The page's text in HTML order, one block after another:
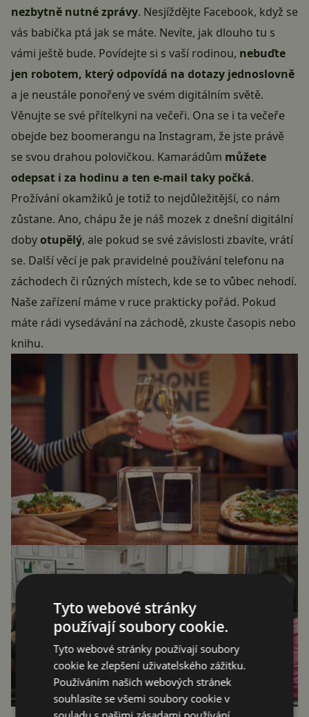
nezbytně nutné zprávy. Nesjíždějte Facebook, když se
vás babička ptá jak se máte. Nevíte, jak dlouho tu s
vámi ještě bude. Povídejte si s vaší rodinou, nebuďte
jen robotem, který odpovídá na dotazy jednoslovně
a je neustále ponořený ve svém digitálním světě.
Věnujte se své přítelkyni na večeři. Ona se i ta večeře
obejde bez boomerangu na Instagram, že jste právě
se svou drahou polovičkou. Kamarádům můžete
odepsat i za hodinu a ten e-mail taky počká.
Prožívání okamžiků je totiž to nejdůležitější, co nám
zůstane. Ano, chápu že je náš mozek z dnešní digitální
dobyotupělý, ale pokud se své závislosti zbavíte, vrátí
se. Další věcí je pak pravidelné používání telefonu na
záchodech či různých místech, kde se to vůbec nehodí.
Naše zařízení máme v ruce prakticky pořád. Pokud
máte rádi vysedávání na záchodě, zkuste časopis nebo
knihu.
Tyto webové stránky
používají soubory cookie.
Tyto webové stránky používají soubory
cookie ke zlepšení uživatelského zážitku.
Používáním našich webových stránek
souhlasíte se všemi soubory cookie v